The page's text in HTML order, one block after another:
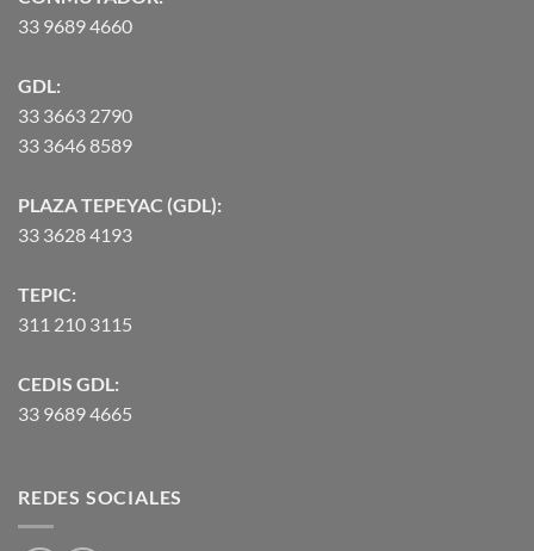
33 9689 4660
GDL:
33 3663 2790
33 3646 8589
PLAZA TEPEYAC (GDL):
33 3628 4193
TEPIC:
311 210 3115
CEDIS GDL:
33 9689 4665
REDES SOCIALES